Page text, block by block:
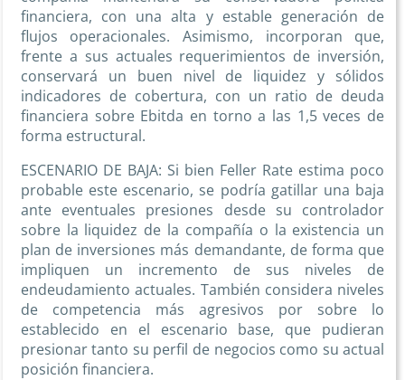
financiera, con una alta y estable generación de
flujos operacionales. Asimismo, incorporan que,
frente a sus actuales requerimientos de inversión,
conservará un buen nivel de liquidez y sólidos
indicadores de cobertura, con un ratio de deuda
financiera sobre Ebitda en torno a las 1,5 veces de
forma estructural.
ESCENARIO DE BAJA: Si bien Feller Rate estima poco
probable este escenario, se podría gatillar una baja
ante eventuales presiones desde su controlador
sobre la liquidez de la compañía o la existencia un
plan de inversiones más demandante, de forma que
impliquen un incremento de sus niveles de
endeudamiento actuales. También considera niveles
de competencia más agresivos por sobre lo
establecido en el escenario base, que pudieran
presionar tanto su perfil de negocios como su actual
posición financiera.